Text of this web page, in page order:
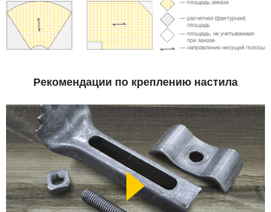
Рекомендации по креплению настила